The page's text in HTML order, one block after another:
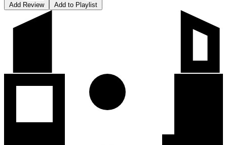
Add Review Add to Playlist